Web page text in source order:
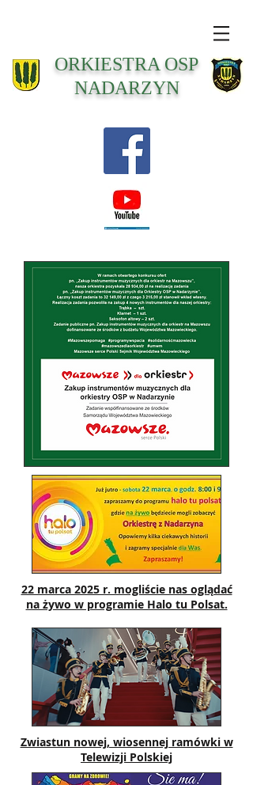
ORKIESTRA OSP
NADARZYN
22 marca 2025 r. mogliście nas oglądać
na żywo w programie Halo tu Polsat.
Zwiastun nowej, wiosennej ramówki w
Telewizji Polskiej